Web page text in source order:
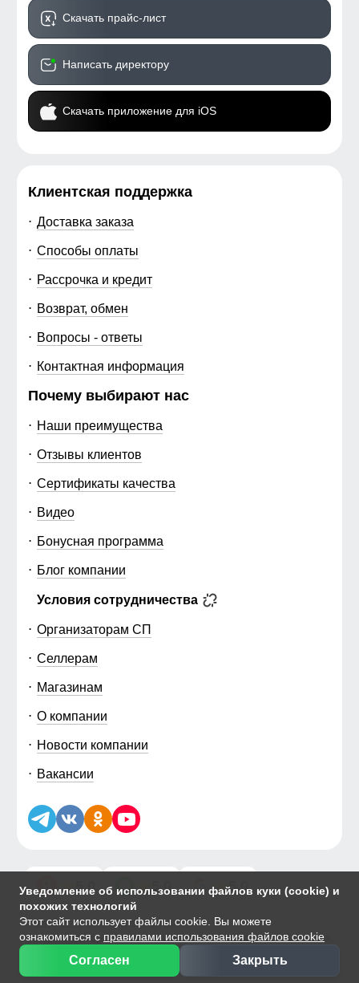
Уведомление об использовании файлов куки (cookie) и
похожих технологий
Этот сайт использует файлы cookie. Вы можете
ознакомиться с правилами использования файлов cookie
Согласен Закрыть
Скачать прайс-лист
Написать директору
Скачать приложение для iOS
Клиентская поддержка
Доставка заказа
Способы оплаты
Рассрочка и кредит
Возврат, обмен
Вопросы - ответы
Контактная информация
Почему выбирают нас
Наши преимущества
Отзывы клиентов
Сертификаты качества
Видео
Бонусная программа
Блог компании
Условия сотрудничества
Организаторам СП
Селлерам
Магазинам
О компании
Новости компании
Вакансии
5.0 5.0 5.0
© 2014-2026 ООО «МТФОРС ПЛЮС»
Продажа одежды мелким и крупным оптом в Москве, ул. Чагинская,
Публичная оферта|Персональные данные |Политика Cookie